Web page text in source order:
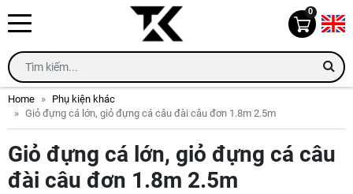
0
Home
Phụ kiện khác
Giỏ đựng cá lớn, giỏ đựng cá câu đài câu đơn 1.8m 2.5m
Giỏ đựng cá lớn, giỏ đựng cá câu
đài câu đơn 1.8m 2.5m